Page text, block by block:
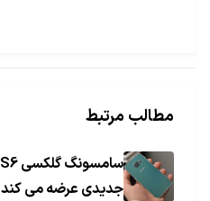
مطالب مرتبط
جدیدی عرضه می کند